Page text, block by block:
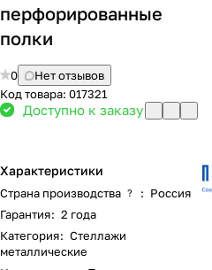
перфорированные
полки
0
Нет отзывов
Код товара: 017321
Доступно к заказу
Характеристики
Страна производства ? : Россия
Гарантия: 2 года
Категория: Стеллажи
металлические